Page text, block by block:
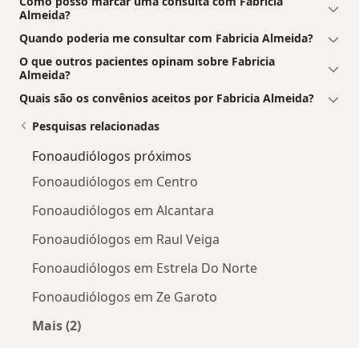
Almeida?
Quando poderia me consultar com Fabricia Almeida?
O que outros pacientes opinam sobre Fabricia
Almeida?
Quais são os convênios aceitos por Fabricia Almeida?
Pesquisas relacionadas
Fonoaudiólogos próximos
Fonoaudiólogos em Centro
Fonoaudiólogos em Alcantara
Fonoaudiólogos em Raul Veiga
Fonoaudiólogos em Estrela Do Norte
Fonoaudiólogos em Ze Garoto
Mais (2)